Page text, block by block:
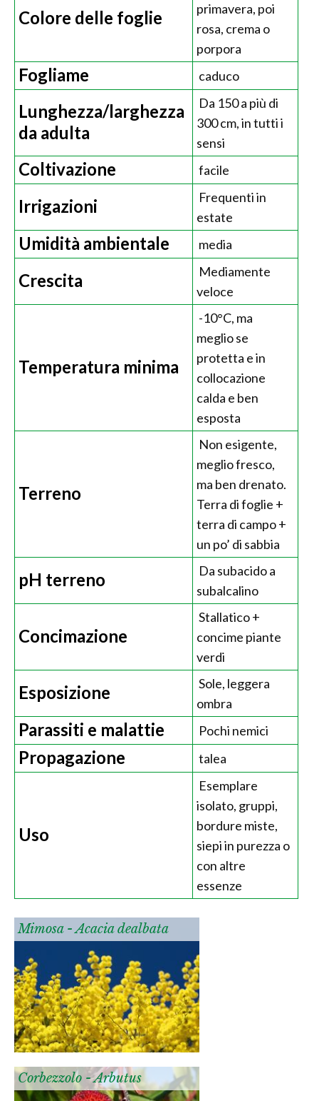
Colore delle foglie
primavera, poi
rosa, crema o
porpora
Fogliame caduco
Lunghezza/larghezza
da adulta
Da 150 a più di
300 cm, in tutti i
sensi
Coltivazione facile
Irrigazioni
Frequenti in
estate
Umidità ambientale media
Crescita
Mediamente
veloce
Temperatura minima
-10°C, ma
meglio se
protetta e in
collocazione
calda e ben
esposta
Terreno
Non esigente,
meglio fresco,
ma ben drenato.
Terra di foglie +
terra di campo +
un po’ di sabbia
pH terreno
Da subacido a
subalcalino
Concimazione
Stallatico +
concime piante
verdi
Esposizione
Sole, leggera
ombra
Parassiti e malattie Pochi nemici
Propagazione talea
Uso
Esemplare
isolato, gruppi,
bordure miste,
siepi in purezza o
con altre
essenze
Mimosa - Acacia dealbata
Corbezzolo - Arbutus